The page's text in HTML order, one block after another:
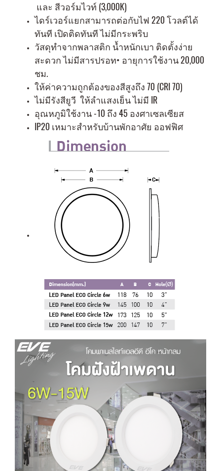
และ สีวอร์มไวท์ (3,000K)
ไดร์เวอร์แยกสามารถต่อกับไฟ 220 โวลต์ได้
ทันที เปิดติดทันที ไม่มีกระพริบ
วัสดุทำจากพลาสติก น้ำหนักเบา ติดตั้งง่าย
สะดวก ไม่มีสารปรอท• อายุการใช้งาน 20,000
ชม.
ให้ค่าความถูกต้องของสีสูงถึง 70 (CRI 70)
ไม่มีรังสียูวี ให้ลำแสงเย็น ไม่มี IR
อุณหภูมิใช้งาน -10 ถึง 45 องศาเซลเซียส
IP20 เหมาะสำหรับบ้านพักอาศัย ออฟฟิศ